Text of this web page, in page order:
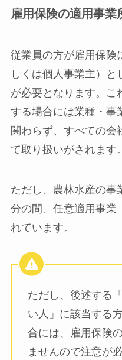
雇用保険の適用事業
従業員の方が雇用保険
しくは個人事業主）と
が必要となります。こ
する場合には業種・事
関わらず、すべての会
て取り扱いがされます。
ただし、農林水産の事
分の間、任意適用事業
れています。
ただし、後述する
い人」に該当する
合には、雇用保険
ませんので注意が